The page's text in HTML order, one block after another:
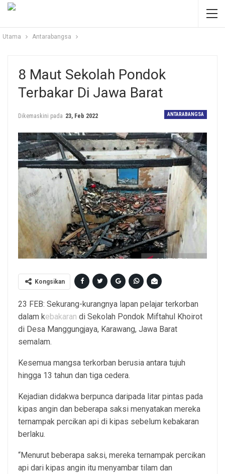
Utama Antarabangsa
8 Maut Sekolah Pondok
Terbakar Di Jawa Barat
ANTARABANGSA
Dikemaskini pada 23, Feb 2022
Kongsikan
23 FEB: Sekurang-kurangnya lapan pelajar terkorban
dalam kebakaran di Sekolah Pondok Miftahul Khoirot
di Desa Manggungjaya, Karawang, Jawa Barat
semalam.
Kesemua mangsa terkorban berusia antara tujuh
hingga 13 tahun dan tiga cedera.
Kejadian didakwa berpunca daripada litar pintas pada
kipas angin dan beberapa saksi menyatakan mereka
ternampak percikan api di kipas sebelum kebakaran
berlaku.
“Menurut beberapa saksi, mereka ternampak percikan
api dari kipas angin itu menyambar tilam dan